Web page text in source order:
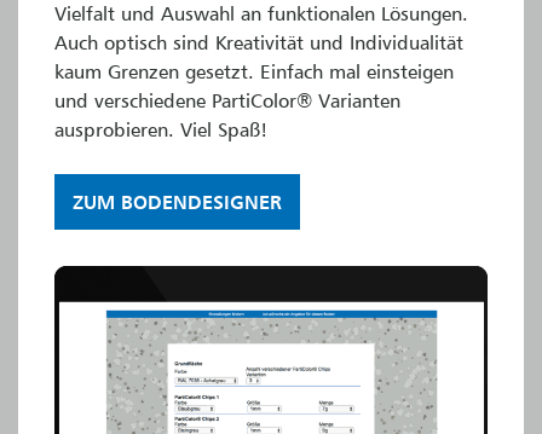
Vielfalt und Auswahl an funktionalen Lösungen.
Auch optisch sind Kreativität und Individualität
kaum Grenzen gesetzt. Einfach mal einsteigen
und verschiedene PartiColor® Varianten
ausprobieren. Viel Spaß!
ZUM BODENDESIGNER